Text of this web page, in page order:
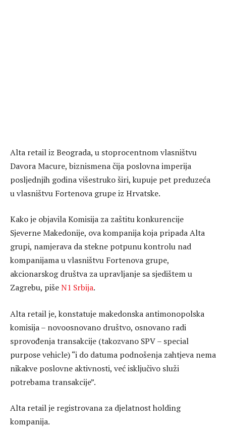
Alta retail iz Beograda, u stoprocentnom vlasništvu
Davora Macure, biznismena čija poslovna imperija
posljednjih godina višestruko širi, kupuje pet preduzeća
u vlasništvu Fortenova grupe iz Hrvatske.
Kako je objavila Komisija za zaštitu konkurencije
Sjeverne Makedonije, ova kompanija koja pripada Alta
grupi, namjerava da stekne potpunu kontrolu nad
kompanijama u vlasništvu Fortenova grupe,
akcionarskog društva za upravljanje sa sjedištem u
Zagrebu, pišeN1 Srbija.
Alta retail je, konstatuje makedonska antimonopolska
komisija – novoosnovano društvo, osnovano radi
sprovođenja transakcije (takozvano SPV – special
purpose vehicle) “i do datuma podnošenja zahtjeva nema
nikakve poslovne aktivnosti, već isključivo služi
potrebama transakcije”.
Alta retail je registrovana za djelatnost holding
kompanija.